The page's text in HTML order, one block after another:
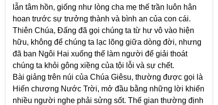
lẫn tâm hồn, giống như lòng cha mẹ thế trần luôn hân
hoan trước sự trưởng thành và bình an của con cái.
Thiên Chúa, Đấng đã gọi chúng ta từ hư vô vào hiện
hữu, không để chúng ta lạc lõng giữa dòng đời, nhưng
đã ban Ngôi Hai xuống thế làm người để giải thoát
chúng ta khỏi gông xiềng của tội lỗi và sự chết.
Bài giảng trên núi của Chúa Giêsu, thường được gọi là
Hiến chương Nước Trời, mở đầu bằng những lời khiến
nhiều người nghe phải sửng sốt. Thế gian thường định